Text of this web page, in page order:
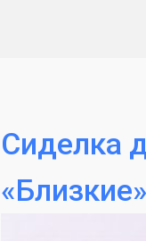
Сиделка
«Близкие»